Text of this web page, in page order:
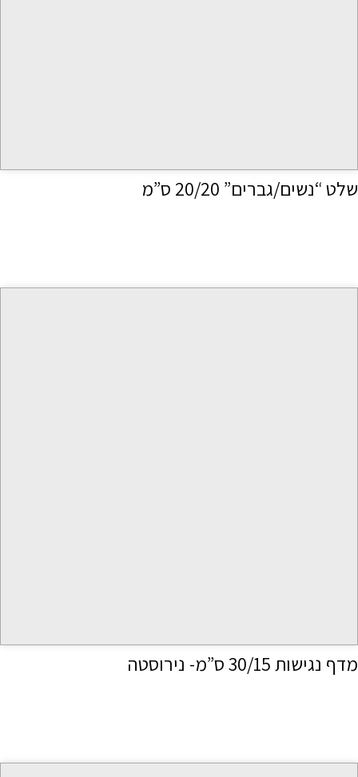
שלט “נשים/גברים” 20/20 ס”מ
מדף נגישות 30/15 ס”מ- נירוסטה